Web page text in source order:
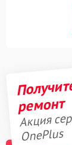
ремонт
Акция
OnePlus